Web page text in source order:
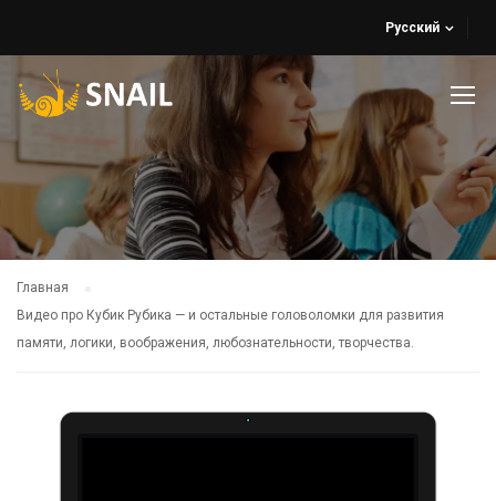
Русский
Главная
Видео про Кубик Рубика — и остальные головоломки для развития
памяти, логики, воображения, любознательности, творчества.